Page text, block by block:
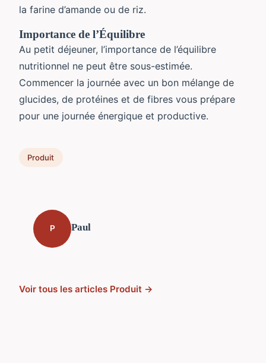
la farine d’amande ou de riz.
Importance de l’Équilibre
Au petit déjeuner, l’importance de l’équilibre
nutritionnel ne peut être sous-estimée.
Commencer la journée avec un bon mélange de
glucides, de protéines et de fibres vous prépare
pour une journée énergique et productive.
Produit
P Paul
Voir tous les articles Produit →